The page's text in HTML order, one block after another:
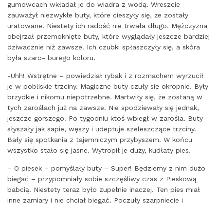
gumowcach wkładał je do wiadra z wodą. Wreszcie
zauważył niezwykłe buty, które cieszyły się, że zostały
uratowane. Niestety ich radość nie trwała długo. Mężczyzna
obejrzał przemoknięte buty, które wyglądały jeszcze bardziej
dziwacznie niż zawsze. Ich czubki spłaszczyły się, a skóra
była szaro- burego koloru.
-Uhh! Wstrętne – powiedział rybak i z rozmachem wyrzucił
je w pobliskie trzciny. Magiczne buty czuły się okropnie. Były
brzydkie i nikomu niepotrzebne. Martwiły się, że zostaną w
tych zaroślach już na zawsze. Nie spodziewały się jednak,
jeszcze gorszego. Po tygodniu ktoś wbiegł w zarośla. Buty
słyszały jak sapie, węszy i udeptuje szeleszczące trzciny.
Bały się spotkania z tajemniczym przybyszem. W końcu
wszystko stało się jasne. Wytropił je duży, kudłaty pies.
– O piesek – pomyślały buty – Super! Będziemy z nim dużo
biegać – przypomniały sobie szczęśliwy czas z Pieskową
babcią. Niestety teraz było zupełnie inaczej. Ten pies miał
inne zamiary i nie chciał biegać. Poczuły szarpniecie i